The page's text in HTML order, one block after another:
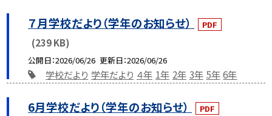
７月学校だより（学年のお知らせ） PDF
(239 KB)
公開日 2026/06/26 更新日 2026/06/26
学校だより 学年だより ４年 1年 2年 3年 5年 6年
6月学校だより（学年のお知らせ）
PDF